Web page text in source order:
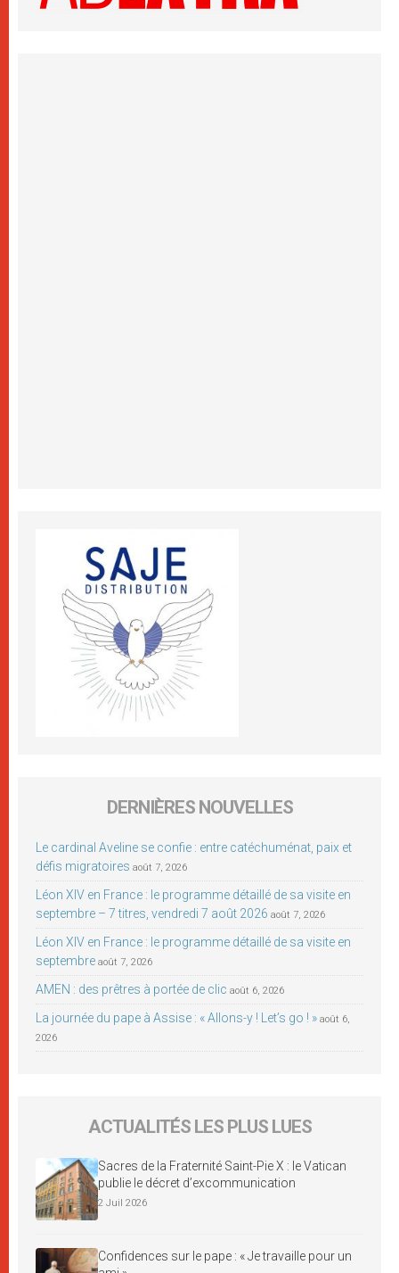
DERNIÈRES NOUVELLES
Le cardinal Aveline se confie : entre catéchuménat, paix et
défis migratoires août 7, 2026
Léon XIV en France : le programme détaillé de sa visite en
septembre – 7 titres, vendredi 7 août 2026 août 7, 2026
Léon XIV en France : le programme détaillé de sa visite en
septembre août 7, 2026
AMEN : des prêtres à portée de clic août 6, 2026
La journée du pape à Assise : « Allons-y ! Let’s go ! » août 6,
2026
ACTUALITÉS LES PLUS LUES
Sacres de la Fraternité Saint-Pie X : le Vatican
publie le décret d’excommunication
2 Juil 2026
Confidences sur le pape : « Je travaille pour un